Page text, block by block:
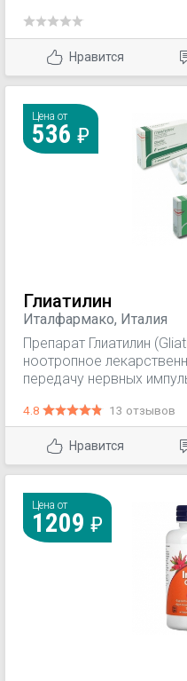
способствует
Обеспечивает синтез
фосфатидилхолина в
улучшает кровоток и
активирует
Нравится
Цена от
536
Глиатилин
Италфармако, Италия
Препарат Глиатилин
ноотропное
передачу нервных
пластичность
рецепторов. Улучшает
усиливает
мозге, активирует
сознание при
мозга.
4.8 13 отзывов
Нравится
Цена от
1209